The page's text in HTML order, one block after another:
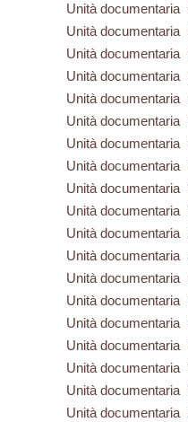
Unità documentaria
Unità documentaria
Unità documentaria
Unità documentaria
Unità documentaria
Unità documentaria
Unità documentaria
Unità documentaria
Unità documentaria
Unità documentaria
Unità documentaria
Unità documentaria
Unità documentaria
Unità documentaria
Unità documentaria
Unità documentaria
Unità documentaria
Unità documentaria
Unità documentaria